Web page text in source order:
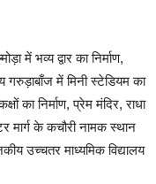
में भव्य द्वार का निर्माण,
गरुड़ाबाँज में मिनी स्टेडियम का
का निर्माण, प्रेम मंदिर, राधा
मार्ग के कचौरी नामक स्थान
उच्चतर माध्यमिक विद्यालय